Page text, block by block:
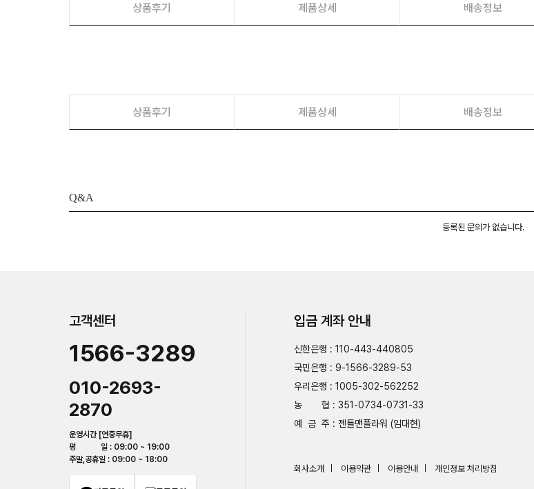
상품후기 제품상세 배송정보
상품후기 제품상세 배송정보
Q&A
등록된 문의가 없습니다.
고객센터
1566-3289
010-2693-
2870
운영시간 [연중무휴]
평 일 : 09:00 ~ 19:00
주말,공휴일 : 09:00 ~ 18:00
입금 계좌 안내
신한은행 : 110-443-440805
국민은행 : 9-1566-3289-53
우리은행 : 1005-302-562252
농 협 : 351-0734-0731-33
예 금 주 : 젠틀맨플라워 (임대현)
회사소개 이용약관 이용안내 개인정보 처리방침